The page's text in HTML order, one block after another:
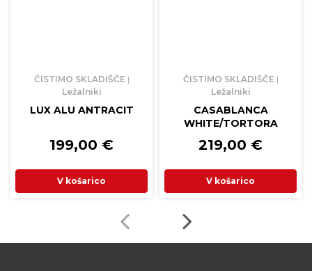
ČISTIMO SKLADIŠČE |
Ležalniki
LUX ALU ANTRACIT
199,00 €
V košarico
ČISTIMO SKLADIŠČE |
Ležalniki
CASABLANCA
WHITE/TORTORA
219,00 €
V košarico